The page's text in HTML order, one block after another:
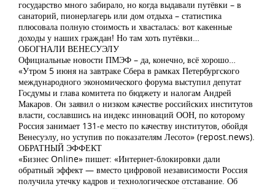
государство много забирало, но когда выдавали путёвки – в
санаторий, пионерлагерь или дом отдыха – статистика
плюсовала полную стоимость и хвасталась: вот какенные
доходы у наших граждан! Но там хоть путёвки…
ОБОГНАЛИ ВЕНЕСУЭЛУ
Официальные новости ПМЭФ – да, конечно, всё хорошо…
«Утром 5 июня на завтраке Сбера в рамках Петербургского
международного экономического форума выступил депутат
Госдумы и глава комитета по бюджету и налогам Андрей
Макаров. Он заявил о низком качестве российских институтов
власти, сославшись на индекс инноваций ООН, по которому
Россия занимает 131-е место по качеству институтов, обойдя
Венесуэлу, но уступив по показателям Лесото» (repost.news).
ОБРАТНЫЙ ЭФФЕКТ
«Бизнес Online» пишет: «Интернет-блокировки дали
обратный эффект — вместо цифровой независимости Россия
получила утечку кадров и технологическое отставание. Об